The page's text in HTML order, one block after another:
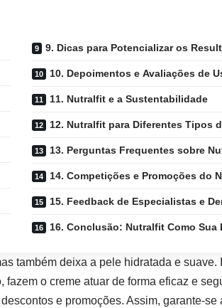
9. Dicas para Potencializar os
10. Depoimentos e Avaliações de
11. Nutralfit e a Sustentabilidade
12. Nutralfit para Diferentes Tipos
13. Perguntas Frequentes sobre
14. Competições e Promoções do
15. Feedback de Especialistas e
16. Conclusão: Nutralfit Como Sua
também deixa a pele hidratada e
o creme atuar de forma eficaz e
e promoções. Assim, garante-